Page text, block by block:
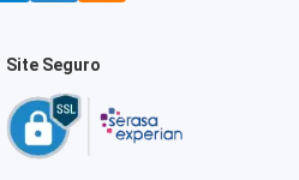
Site Seguro